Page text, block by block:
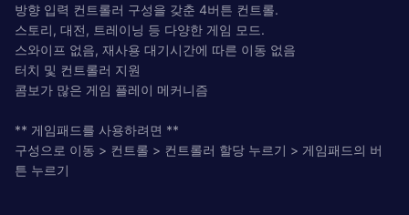
방향 입력 컨트롤러 구성을 갖춘 4버튼 컨트롤.
스토리, 대전, 트레이닝 등 다양한 게임 모드.
스와이프 없음, 재사용 대기시간에 따른 이동 없음
터치 및 컨트롤러 지원
콤보가 많은 게임 플레이 메커니즘
** 게임패드를 사용하려면 **
구성으로 이동 > 컨트롤 > 컨트롤러 할당 누르기 > 게임패드의 버
튼 누르기